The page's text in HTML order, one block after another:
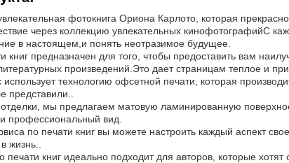
фотокнига Ориона Карлото, которая
через коллекцию увлекательных кинофотографийС
в настоящем,и понять неотразимое будущее.
книг предназначен для того, чтобы предоставить вам
произведений.Это дает страницам теплое и
технологию офсетной печати, которая
представили..
мы предлагаем матовую ламинированную
профессиональный вид.
по печати книг вы можете настроить каждый аспект
жизнь..
книг идеально подходит для авторов, которые